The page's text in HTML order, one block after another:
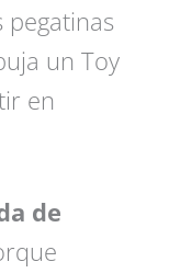
pegatinas
un Toy
en
de